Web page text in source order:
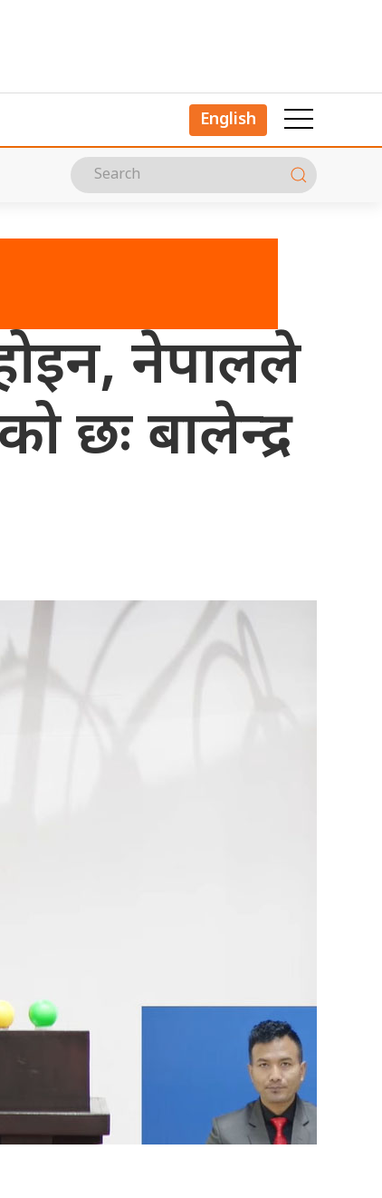
English
नेपालले
छः बालेन्द्र